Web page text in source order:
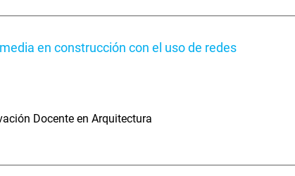
en construcción con el uso de redes
Docente en Arquitectura